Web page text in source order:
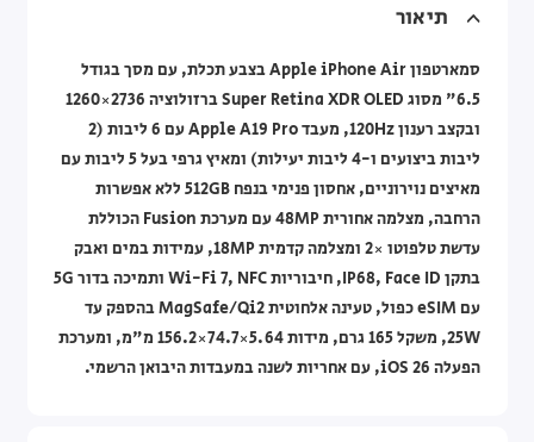
תיאור
סמארטפון Apple iPhone Air בצבע תכלת, עם מסך בגודל
6.5" מסוג Super Retina XDR OLED ברזולוציה 2736×1260
ובקצב רענון 120Hz, מעבד Apple A19 Pro עם 6 ליבות (2
ליבות ביצועים ו-4 ליבות יעילות) ומאיץ גרפי בעל 5 ליבות עם
מאיצים נוירוניים, אחסון פנימי בנפח 512GB ללא אפשרות
הרחבה, מצלמה אחורית 48MP עם מערכת Fusion הכוללת
עדשת טלפוטו ×2 ומצלמה קדמית 18MP, עמידות במים ואבק
בתקן IP68, Face ID, חיבוריות Wi-Fi 7, NFC ותמיכה בדור 5G
עם eSIM כפול, טעינה אלחוטית MagSafe/Qi2 בהספק עד
25W, משקל 165 גרם, מידות ‎156.2×74.7×5.64 מ"מ, ומערכת
הפעלה iOS 26, עם אחריות לשנה במעבדות היבואן הרשמי.